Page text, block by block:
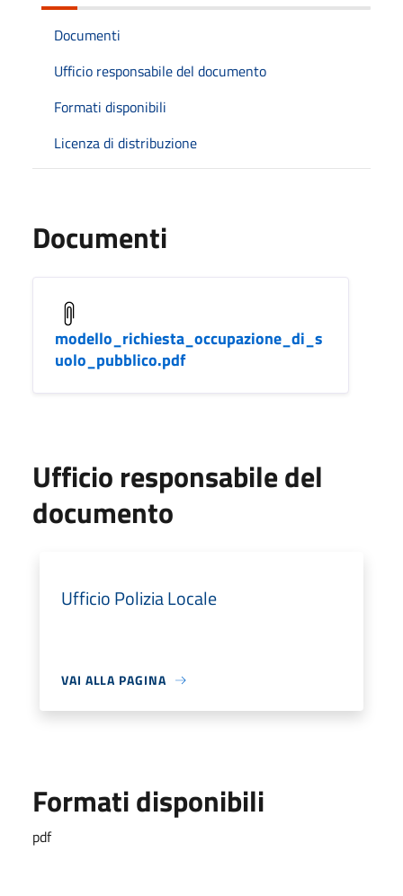
Documenti
Ufficio responsabile del documento
Formati disponibili
Licenza di distribuzione
Documenti
modello_richiesta_occupazione_di_s
uolo_pubblico.pdf
Ufficio responsabile del
documento
Ufficio Polizia Locale
VAI ALLA PAGINA
Formati disponibili
pdf